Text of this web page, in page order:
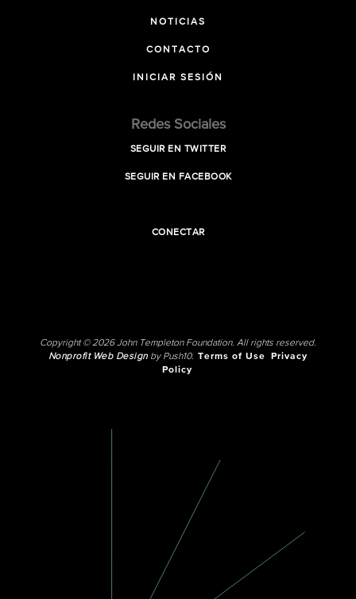
NOTICIAS
CONTACTO
INICIAR SESIÓN
Redes Sociales
SEGUIR EN TWITTER
SEGUIR EN FACEBOOK
CONECTAR
Copyright © 2026 John Templeton Foundation. All rights reserved.
Nonprofit Web Designby Push10. Terms of Use
Privacy
Policy